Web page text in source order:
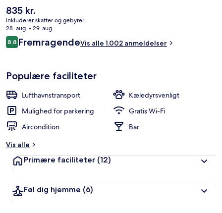
Overnatningsstedet ligger kun en kort gåtur fra offentlig transport:
Blandonnet Sporvognsstation ligger 14 minutter væk og Avanchet
Sporvognsstation ligger 15 minutter derfra.
Den
nuværende
pris
er
835 kr.
835 kr.
inkluderer skatter og gebyrer
28. aug. - 29. aug.
Anmeldelser
8,88,8 ud af 10.
FremragendeVis alle 1.002 anmeldelser
Populære faciliteter
Lufthavnstransport
Kæledyrsvenligt
Mulighed for parkering
Gratis Wi-Fi
Aircondition
Bar
Vis alle
Primære faciliteter (12)
Føl dig hjemme (6)